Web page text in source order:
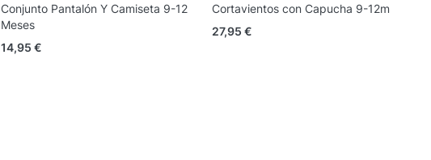
Conjunto Pantalón Y Camiseta 9-12
Meses
14,95€
Cortavientos con Capucha 9-12m
27,95€